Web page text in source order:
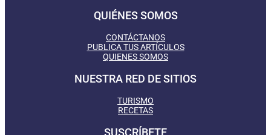
QUIÉNES SOMOS
CONTÁCTANOS
PUBLICA TUS ARTÍCULOS
QUIENES SOMOS
NUESTRA RED DE SITIOS
TURISMO
RECETAS
SUSCRÍBETE